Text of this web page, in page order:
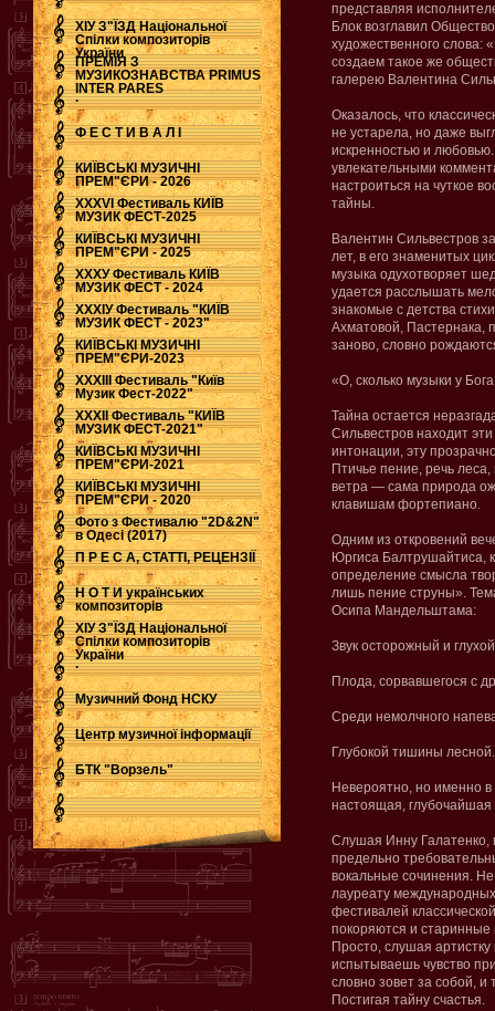
ХІУ З"ЇЗД Національної
Спілки композиторів
України
ПРЕМІЯ З
МУЗИКОЗНАВСТВА PRIMUS
INTER PARES
.
Ф Е С Т И В А Л І
КИЇВСЬКІ МУЗИЧНІ
ПРЕМ"ЄРИ - 2026
ХХХVI Фестиваль КИЇВ
МУЗИК ФЕСТ-2025
КИЇВСЬКІ МУЗИЧНІ
ПРЕМ"ЄРИ - 2025
ХХХУ Фестиваль КИЇВ
МУЗИК ФЕСТ - 2024
ХХХІУ Фестиваль "КИЇВ
МУЗИК ФЕСТ - 2023"
КИЇВСЬКІ МУЗИЧНІ
ПРЕМ"ЄРИ-2023
ХХХІІІ Фестиваль "Київ
Музик Фест-2022"
ХХХІІ Фестиваль "КИЇВ
МУЗИК ФЕСТ-2021"
КИЇВСЬКІ МУЗИЧНІ
ПРЕМ"ЄРИ-2021
КИЇВСЬКІ МУЗИЧНІ
ПРЕМ"ЄРИ - 2020
Фото з Фестивалю "2D&2N"
в Одесі (2017)
П Р Е С А, СТАТТІ, РЕЦЕНЗІЇ
Н О Т И українських
композиторів
ХІУ З"ЇЗД Національної
Спілки композиторів
України
.
Музичний Фонд НСКУ
Центр музичної інформації
БТК "Ворзель"
представляя
Блок возглавил
художественного слова:
создаем такое же
галерею Валентина
Оказалось, что
не устарела, но даже
искренностью и
увлекательными
настроиться на чуткое
тайны.
Валентин Сильвестров
лет, в его знаменитых
музыка одухотворяет
удается расслышать
знакомые с детства
Ахматовой, Пастернака,
заново, словно
«О, сколько музыки у
Тайна остается
Сильвестров находит
интонации, эту
Птичье пение, речь
ветра — сама природа
клавишам фортепиано.
Одним из откровений
Юргиса Балтрушайтиса,
определение смысла
лишь пение струны».
Осипа Мандельштама:
Звук осторожный и глухой
Плода, сорвавшегося с
Среди немолчного
Глубокой тишины
Невероятно, но именно
настоящая,
Слушая Инну Галатенко,
предельно
вокальные сочинения.
лауреату
фестивалей
покоряются и старинные
Просто, слушая
испытываешь чувство
словно зовет за собой,
Постигая тайну счастья.